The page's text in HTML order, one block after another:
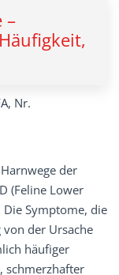
–
Nr.
der
(Feline Lower
Die Symptome, die
von der Ursache
häufiger
schmerzhafter